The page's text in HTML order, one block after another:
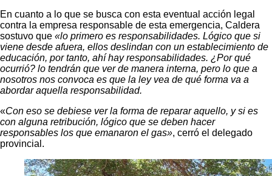
En cuanto a lo que se busca con esta eventual acción legal
contra la empresa responsable de esta emergencia, Caldera
sostuvo que «lo primero es responsabilidades. Lógico que si
viene desde afuera, ellos deslindan con un establecimiento de
educación, por tanto, ahí hay responsabilidades. ¿Por qué
ocurrió? lo tendrán que ver de manera interna, pero lo que a
nosotros nos convoca es que la ley vea de qué forma va a
abordar aquella responsabilidad.
«Con eso se debiese ver la forma de reparar aquello, y si es
con alguna retribución, lógico que se deben hacer
responsables los que emanaron el gas», cerró el delegado
provincial.